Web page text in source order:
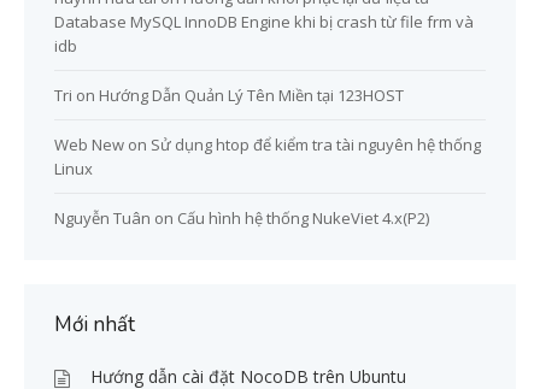
Database MySQL InnoDB Engine khi bị crash từ file frm và
idb
Tri on Hướng Dẫn Quản Lý Tên Miền tại 123HOST
Web New on Sử dụng htop để kiểm tra tài nguyên hệ thống
Linux
Nguyễn Tuân on Cấu hình hệ thống NukeViet 4.x(P2)
Mới nhất
Hướng dẫn cài đặt NocoDB trên Ubuntu